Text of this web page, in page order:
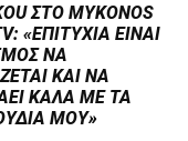
ΣΤΟ MYKONOS
«ΕΠΙΤΥΧΙΑ ΕΙΝΑΙ
ΝΑ
KAI ΝΑ
ΚΑΛΑ ΜΕ ΤΑ
ΜΟΥ»